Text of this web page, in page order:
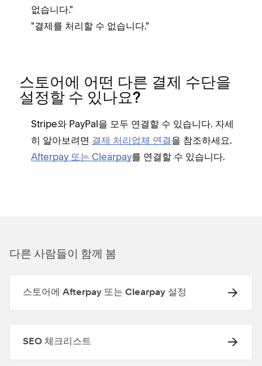
없습니다."
"결제를 처리할 수 없습니다."
스토어에 어떤 다른 결제 수단을
설정할 수 있나요?
Stripe와 PayPal을 모두 연결할 수 있습니다. 자세
히 알아보려면 결제 처리업체 연결을 참조하세요.
Afterpay 또는 Clearpay를 연결할 수 있습니다.
다른 사람들이 함께 봄
스토어에 Afterpay 또는 Clearpay 설정
SEO 체크리스트